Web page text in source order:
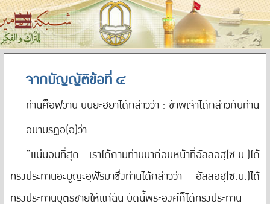
จากบัญญัติข้อที่ ๔
ท่านศ็อฟวาน บินยะฮฺยาได้กล่าวว่า : ข้าพเจ้าได้กล่าวกับท่าน
อิมามริฏอ(อฺ)ว่า
“แน่นอนที่สุด เราได้ถามท่านมาก่อนหน้าที่อัลลอฮฺ(ซ.บ.)ได้
ทรงประทานอะบูญะอฺฟัรมาซึ่งท่านได้กล่าวว่า อัลลอฮฺ(ซ.บ.)ได้
ทรงประทานบุตรชายให้แก่ฉัน บัดนี้พระองค์ก็ได้ทรงประทาน